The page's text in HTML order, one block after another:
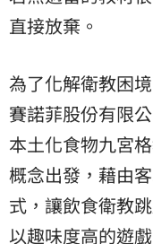
直接放棄。
為了化解衛教困
賽諾菲股份有限
本土化食物九宮
概念出發，藉由
式，讓飲食衛教
以趣味度高的遊